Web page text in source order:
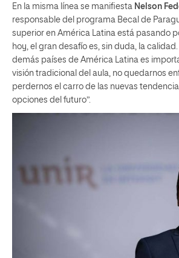
En la misma línea se manifiesta Nelson
responsable del programa Becal de
superior en América Latina está pasando
hoy, el gran desafío es, sin duda, la
demás países de América Latina es
visión tradicional del aula, no quedarnos
perdernos el carro de las nuevas
opciones del futuro”.